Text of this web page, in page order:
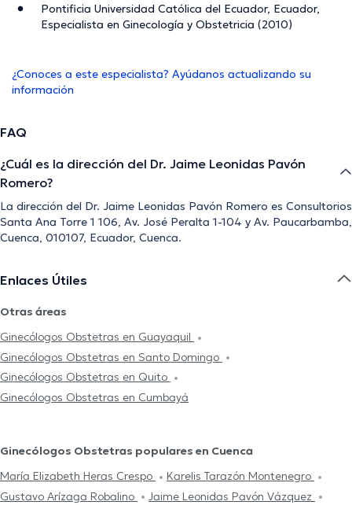
Pontificia Universidad Católica del Ecuador, Ecuador,
Especialista en Ginecología y Obstetricia (2010)
¿Conoces a este especialista? Ayúdanos actualizando su
información
FAQ
¿Cuál es la dirección del Dr. Jaime Leonidas Pavón
Romero?
La dirección del Dr. Jaime Leonidas Pavón Romero es Consultorios
Santa Ana Torre 1 106, Av. José Peralta 1-104 y Av. Paucarbamba,
Cuenca, 010107, Ecuador, Cuenca.
Enlaces Útiles
Otras áreas
Ginecólogos Obstetras en Guayaquil
Ginecólogos Obstetras en Santo Domingo
Ginecólogos Obstetras en Quito
Ginecólogos Obstetras en Cumbayá
Ginecólogos Obstetras populares en Cuenca
María Elizabeth Heras Crespo
Karelis Tarazón Montenegro
Gustavo Arízaga Robalino
Jaime Leonidas Pavón Vázquez